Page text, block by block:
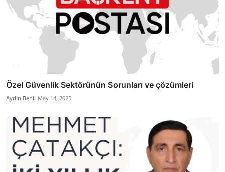
Özel Güvenlik Sektörünün Sorunları ve çözümleri
Aydın Benli May 14, 2025